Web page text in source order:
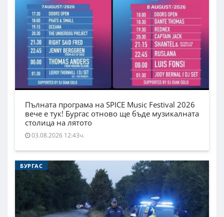
Пълната програма на SPICE Music Festival 2026
вече е тук! Бургас отново ще бъде музикалната
столица на лятото
03.08.2026 12:43ч.
БУРГАС